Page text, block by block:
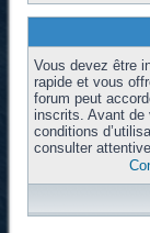
Vous devez être
rapide et vous
forum peut
inscrits. Avant de
conditions
consulter